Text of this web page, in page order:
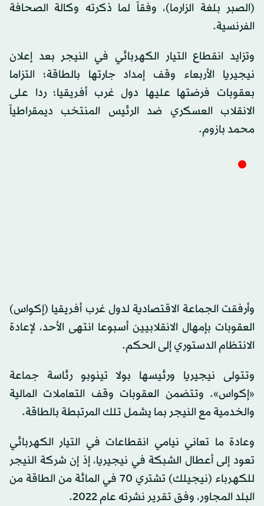
(الصبر بلغة الزارما)، وفقاً لما ذكرته وكالة الصحافة
الفرنسية.
وتزايد انقطاع التيار الكهربائي في النيجر بعد إعلان
نيجيريا الأربعاء وقف إمداد جارتها بالطاقة؛ التزاما
بعقوبات فرضتها عليها دول غرب أفريقيا؛ ردا على
الانقلاب العسكري ضد الرئيس المنتخب ديمقراطياً
محمد بازوم.
وأرفقت الجماعة الاقتصادية لدول غرب أفريقيا (إكواس)
العقوبات بإمهال الانقلابيين أسبوعا انتهى الأحد، لإعادة
الانتظام الدستوري إلى الحكم.
وتتولى نيجيريا ورئيسها بولا تينوبو رئاسة جماعة
«إكواس». وتتضمن العقوبات وقف التعاملات المالية
والخدمية مع النيجر بما يشمل تلك المرتبطة بالطاقة.
وعادة ما تعاني نيامي انقطاعات في التيار الكهربائي
تعود إلى أعطال الشبكة في نيجيريا، إذ إن شركة النيجر
للكهرباء (نيجيلك) تشتري 70 في المائة من الطاقة من
البلد المجاور، وفق تقرير نشرته عام 2022.